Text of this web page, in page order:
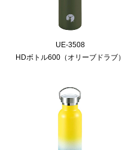
UE-3508
HDボトル600（オリーブドラブ）